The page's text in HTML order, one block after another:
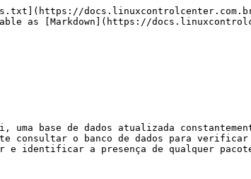
as [Markdown](https://
uma base de dados atualizada
o banco de dados para verificar
e identificar a presença de qualquer